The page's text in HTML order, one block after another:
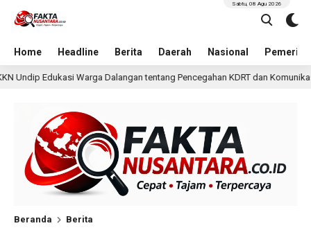
Home Headline Berita Daerah Nasional
Sabtu, 08 Agu 2026
tentang Pencegahan KDRT dan Komunikasi Keluarga 16 jam lalu
Beranda Berita